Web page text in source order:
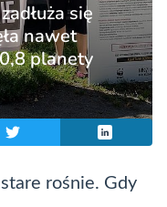
się
nawet
planety
rośnie. Gdy